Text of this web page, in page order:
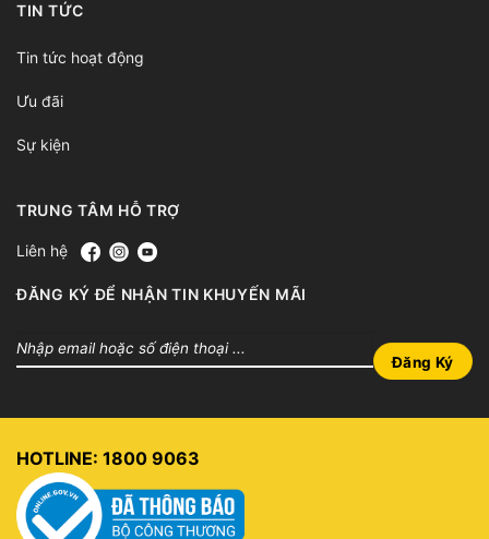
TIN TỨC
Tin tức hoạt động
Ưu đãi
Sự kiện
TRUNG TÂM HỖ TRỢ
Liên hệ
ĐĂNG KÝ ĐỂ NHẬN TIN KHUYẾN MÃI
HOTLINE: 1800 9063